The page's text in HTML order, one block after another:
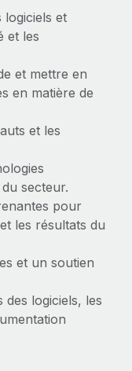
de
les...
et
et les
et mettre en
en matière de
et les
secteur.
pour
les résultats du
et un soutien
logiciels, les